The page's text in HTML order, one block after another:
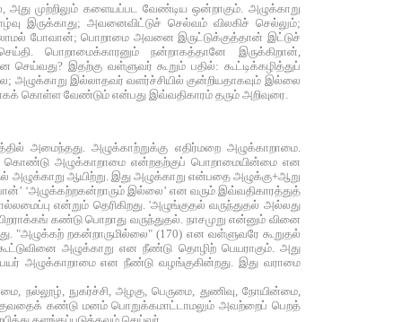
முற்றிலும் களையப்பட வேண்டிய ஒன்றாகும். அழுக்காறு
இருக்காது; அவனைவிட்டுச் செல்வம் விலகிச் செல்லும்;
போவான்; பொறாமை அவனை இருட்டுக்குத்தான் இட்டுச்
பொறாமைக்காரனும் நன்றாகத்தானே இருக்கிறான்,
இதற்கு வள்ளுவர் கூறும் பதில்: கூட்டிக்கழித்துப்
அழுக்காறு இல்லாதவர் வளர்ச்சியில் குன்றியதாகவும் இல்லை
கொள்ள வேண்டும் என்பது இவ்வதிகாரம் தரும் அறிவுரை.
அமைந்தது. அழுக்காற்றுக்கு எதிர்மறை அழுக்காறாமை.
கொண்டு அழுக்காறாமை என்றதற்குப் பொறாமையின்மை என
ஆயிற்று. இது அழுக்காறு என்பதை அழுக்கு+ஆறு
‘அழுக்கற்றகன்றாரும் இல்லை’ என வரும் இவ்வதிகாரத்துத்
என்றும் தெரிகிறது. 'அழுங்குதல் வருந்துதல் அல்லது
கண்டு பொறாது வருந்துதல். நாசமுறு என்னும் வினை
"அழுக்கற் றகன்றாருமில்லை" (170) என வள்ளுவரே கூறுதல்
அழுக்காறு என நீண்டு தொழிற் பெயராகும். அது
அழுக்காறாமை என நீண்டு வழங்குகின்றது. இது வராமை
நல்லூழ், நுகர்ச்சி, அழகு, பெருமை, துணிவு, நோயின்மை,
கண்டு மனம் பொறுக்கமாட்டாமலும் அவற்றைப் பெறத்